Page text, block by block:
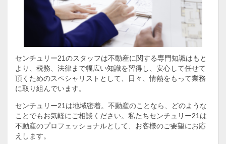
センチュリー21のスタッフは不動産に関する専門知識はもと
より、税務、法律まで幅広い知識を習得し、安心して任せて
頂くためのスペシャリストとして、日々、情熱をもって業務
に取り組んでいます。
センチュリー21は地域密着。不動産のことなら、どのような
ことでもお気軽にご相談ください。私たちセンチュリー21は
不動産のプロフェッショナルとして、お客様のご要望にお応
えします。